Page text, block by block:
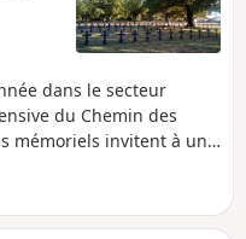
dans le secteur
du Chemin des
mémoriels invitent à une